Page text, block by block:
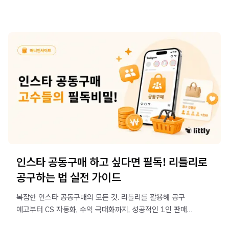
인스타 공동구매 하고 싶다면 필독! 리틀리로
공구하는 법 실전 가이드
복잡한 인스타 공동구매의 모든 것. 리틀리를 활용해 공구
예고부터 CS 자동화, 수익 극대화까지, 성공적인 1인 판매를